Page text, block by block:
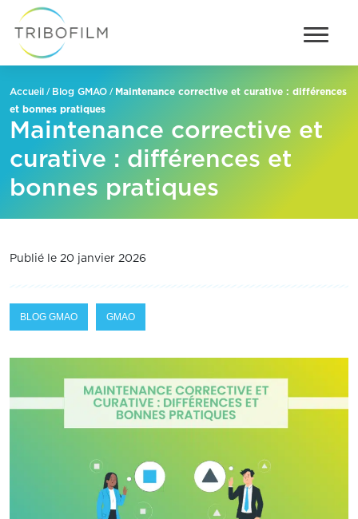
Accueil / Blog GMAO / Maintenance corrective et curative : différences
et bonnes pratiques
Maintenance corrective et
curative : différences et
bonnes pratiques
Publié le 20 janvier 2026
BLOG GMAO GMAO